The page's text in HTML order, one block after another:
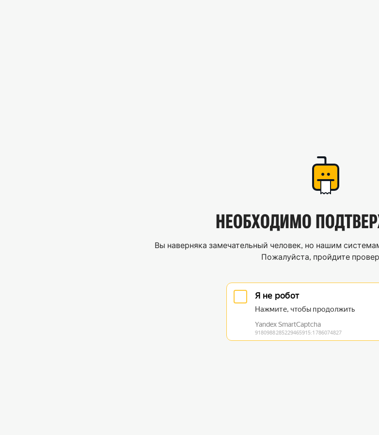
НЕОБХОДИМО
Вы наверняка замечательный человек, но нашим
Пожалуйста, пройдите